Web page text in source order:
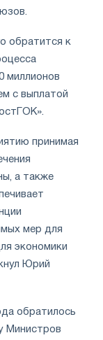
обратится к
миллионов
с выплатой
принимая
а также
мер для
экономики
Юрий
обратилось
Министров